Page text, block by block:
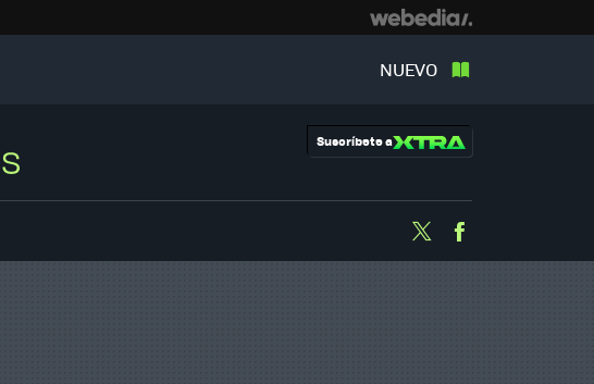
NUEVO
Suscríbete a
Twitter